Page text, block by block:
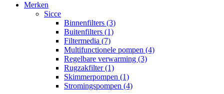
Merken
Sicce
Binnenfilters (3)
Buitenfilters (1)
Filtermedia (7)
Multifunctionele pompen (4)
Regelbare verwarming (3)
Rugzakfilter (1)
Skimmerpompen (1)
Stromingspompen (4)